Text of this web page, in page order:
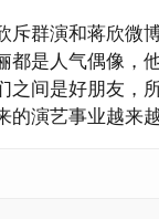
斥群演和蒋欣微
都是人气偶像，
之间是好朋友，
的演艺事业越来越